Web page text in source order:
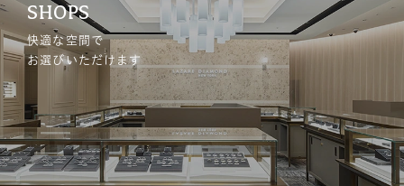
SHOPS
快適な空間で
お選びいただけます